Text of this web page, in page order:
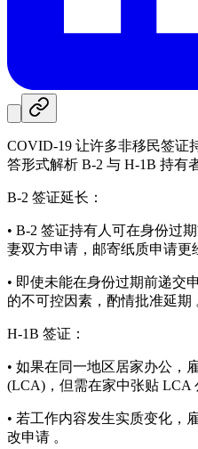
COVID‑19 让许多非移民签证
答形式解析 B‑2 与 H‑1B 持有
B‑2 签证延长：
• B‑2 签证持有人可在身份过
妻双方申请，邮寄纸质申请更
• 即使未能在身份过期前递交
的不可控因素，酌情批准延期
H‑1B 签证：
• 如果在同一地区居家办公，
(LCA)，但需在家中张贴 LCA
• 若工作内容发生实质变化，
改申请 。